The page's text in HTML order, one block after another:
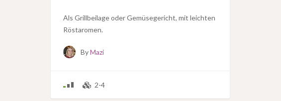
Als Grillbeilage oder Gemüsegericht, mit leichten
Röstaromen.
ByMazi
2-4